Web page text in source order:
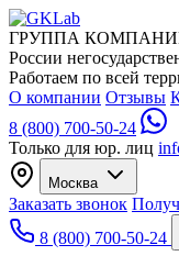
ГРУППА
России
Работаем по всей
О компании Отзывы
8 (800) 700-50-24
Только для юр. лиц
Москва
Заказать звонок
8 (800) 700-50-24